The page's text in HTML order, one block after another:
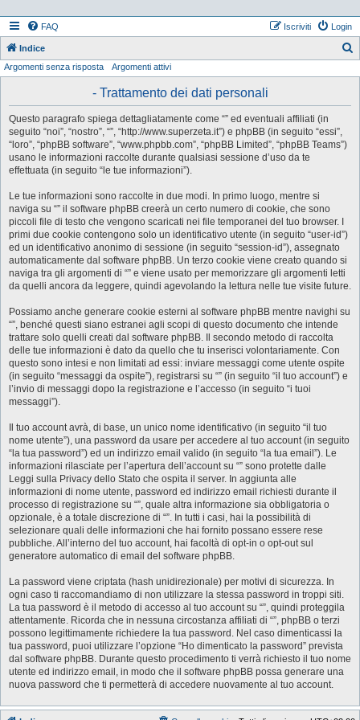
FAQ Login
Iscriviti
Indice
Argomenti senza risposta Argomenti attivi
- Trattamento dei dati personali
Questo paragrafo spiega dettagliatamente come “” ed eventuali affiliati (in
seguito “noi”, “nostro”, “”, “http://www.superzeta.it”) e phpBB (in seguito “essi”,
“loro”, “phpBB software”, “www.phpbb.com”, “phpBB Limited”, “phpBB Teams”)
usano le informazioni raccolte durante qualsiasi sessione d’uso da te
effettuata (in seguito “le tue informazioni”).
Le tue informazioni sono raccolte in due modi. In primo luogo, mentre si
naviga su “” il software phpBB creerà un certo numero di cookie, che sono
piccoli file di testo che vengono scaricati nei file temporanei del tuo browser. I
primi due cookie contengono solo un identificativo utente (in seguito “user-id”)
ed un identificativo anonimo di sessione (in seguito “session-id”), assegnato
automaticamente dal software phpBB. Un terzo cookie viene creato quando si
naviga tra gli argomenti di “” e viene usato per memorizzare gli argomenti letti
da quelli ancora da leggere, quindi agevolando la lettura nelle tue visite future.
Possiamo anche generare cookie esterni al software phpBB mentre navighi su
“”, benché questi siano estranei agli scopi di questo documento che intende
trattare solo quelli creati dal software phpBB. Il secondo metodo di raccolta
delle tue informazioni è dato da quello che tu inserisci volontariamente. Con
questo sono intesi e non limitati ad essi: inviare messaggi come utente ospite
(in seguito “messaggi da ospite”), registrarsi su “” (in seguito “il tuo account”) e
l’invio di messaggi dopo la registrazione e l’accesso (in seguito “i tuoi
messaggi”).
Il tuo account avrà, di base, un unico nome identificativo (in seguito “il tuo
nome utente”), una password da usare per accedere al tuo account (in seguito
“la tua password”) ed un indirizzo email valido (in seguito “la tua email”). Le
informazioni rilasciate per l’apertura dell’account su “” sono protette dalle
Leggi sulla Privacy dello Stato che ospita il server. In aggiunta alle
informazioni di nome utente, password ed indirizzo email richiesti durante il
processo di registrazione su “”, quale altra informazione sia obbligatoria o
opzionale, è a totale discrezione di “”. In tutti i casi, hai la possibilità di
selezionare quali delle informazioni che hai fornito possano essere rese
pubbliche. All’interno del tuo account, hai facoltà di opt-in o opt-out sul
generatore automatico di email del software phpBB.
La password viene criptata (hash unidirezionale) per motivi di sicurezza. In
ogni caso ti raccomandiamo di non utilizzare la stessa password in troppi siti.
La tua password è il metodo di accesso al tuo account su “”, quindi proteggila
attentamente. Ricorda che in nessuna circostanza affiliati di “”, phpBB o terzi
possono legittimamente richiedere la tua password. Nel caso dimenticassi la
tua password, puoi utilizzare l’opzione “Ho dimenticato la password” prevista
dal software phpBB. Durante questo procedimento ti verrà richiesto il tuo nome
utente ed indirizzo email, in modo che il software phpBB possa generare una
nuova password che ti permetterà di accedere nuovamente al tuo account.